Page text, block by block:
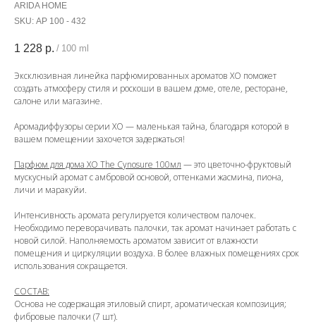
ARIDA HOME
SKU: АР 100 - 432
1 228 р. / 100 ml
Эксклюзивная линейка парфюмированных ароматов ХО поможет
создать атмосферу стиля и роскоши в вашем доме, отеле, ресторане,
салоне или магазине.
Аромадиффузоры серии ХО — маленькая тайна, благодаря которой в
вашем помещении захочется задержаться!
Парфюм для дома ХО The Cynosure 100мл — это цветочно-фруктовый
мускусный аромат с амбровой основой, оттенками жасмина, пиона,
личи и маракуйи.
Интенсивность аромата регулируется количеством палочек.
Необходимо переворачивать палочки, так аромат начинает работать с
новой силой. Наполняемость ароматом зависит от влажности
помещения и циркуляции воздуха. В более влажных помещениях срок
использования сокращается.
СОСТАВ:
Основа не содержащая этиловый спирт, ароматическая композиция;
фибровые палочки (7 шт).